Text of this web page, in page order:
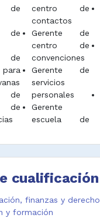
de
de
de
de
de
centro de
contactos
Gerente de
centro de
convenciones
Gerente de
servicios
personales
Gerente
escuela de
cualificación
finanzas y derecho
y formación